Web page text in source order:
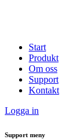
Start
Produkt
Om oss
Support
Kontakt
Logga in
Support meny